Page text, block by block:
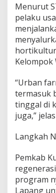
Menurut
pelaku
Kelompok
“Urban
termasuk
tinggal di
juga,”
Langkah
Pemkab
program
Lapang